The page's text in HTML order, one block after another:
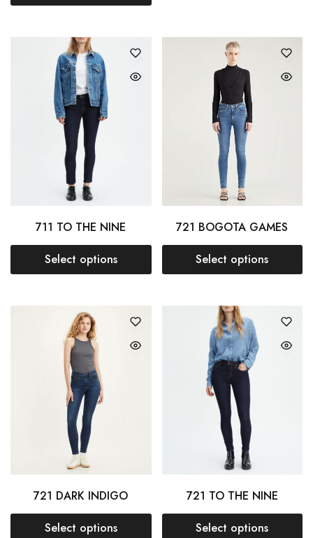
711 TO THE NINE
Select options
721 BOGOTA GAMES
Select options
721 DARK INDIGO
Select options
721 TO THE NINE
Select options